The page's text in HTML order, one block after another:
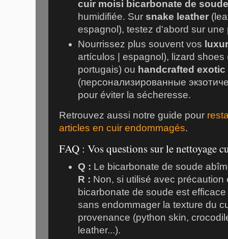
cuir moisi bicarbonate de
humidifiée. Sur snake leather
espagnol), testez d'abord sur une
Nourrissez plus souvent vos
artículos | espagnol), lizard shoes
portugais) ou handcrafted
(персонализированные
pour éviter la sécheresse.
Retrouvez aussi notre guide pour
articles en cuir endommagés.
FAQ : Vos questions sur le nettoyage
Q : Le bicarbonate de soude
R : Non, si utilisé avec précaution
bicarbonate de soude est
sans endommager la texture du
provenance (python skin,
leather...).